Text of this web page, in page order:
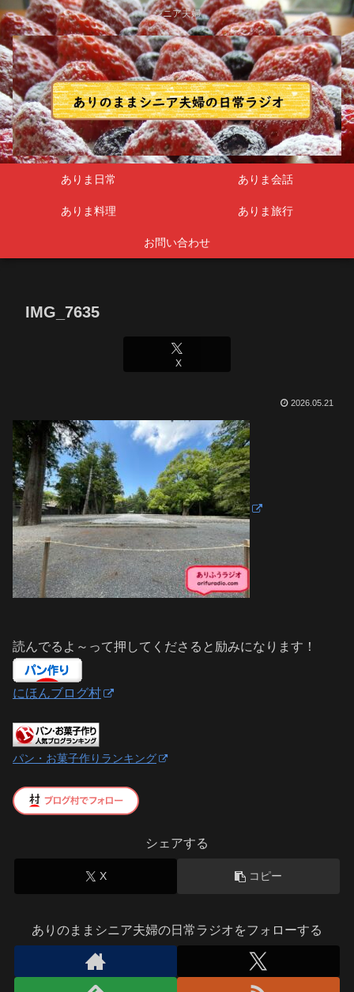
シニア夫婦
ありま日常 ありま会話
ありま料理 ありま旅行
お問い合わせ
IMG_7635
X
2026.05.21
読んでるよ～って押してくださると励みになります！
にほんブログ村
パン・お菓子作りランキング
シェアする
X コピー
ありのままシニア夫婦の日常ラジオをフォローする